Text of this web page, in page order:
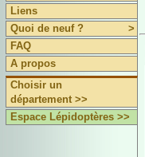
Liens
Quoi de neuf ?
>
FAQ
A propos
Choisir un
département >>
Espace Lépidoptères >>